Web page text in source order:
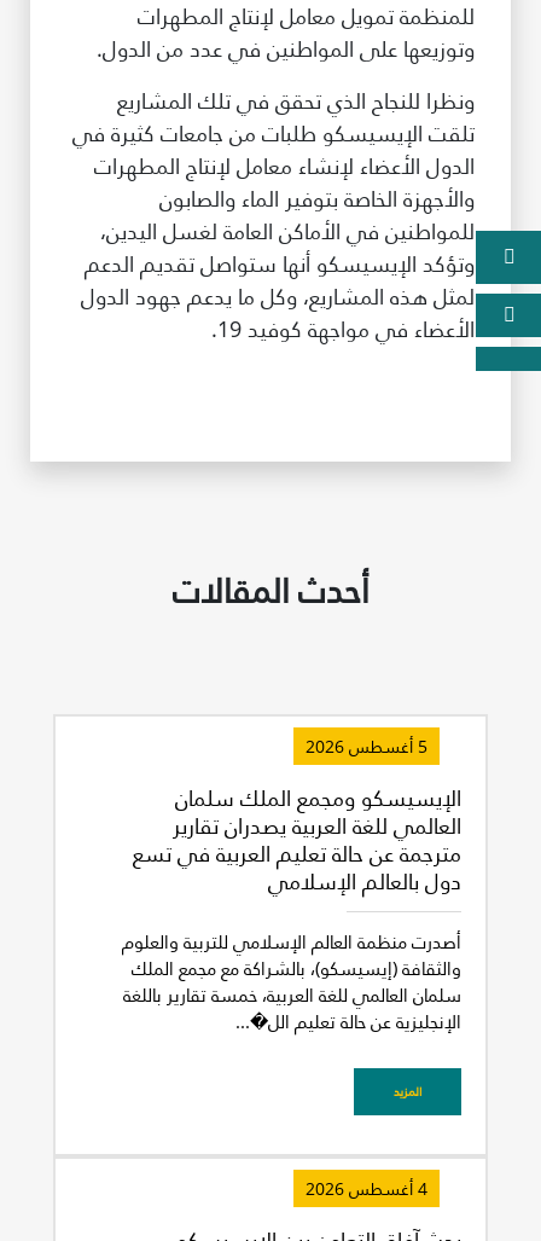
للمنظمة تمويل معامل لإنتاج المطهرات
وتوزيعها على المواطنين في عدد من الدول.
ونظرا للنجاح الذي تحقق في تلك المشاريع
تلقت الإيسيسكو طلبات من جامعات كثيرة في
الدول الأعضاء لإنشاء معامل لإنتاج المطهرات
والأجهزة الخاصة بتوفير الماء والصابون
للمواطنين في الأماكن العامة لغسل اليدين،
وتؤكد الإيسيسكو أنها ستواصل تقديم الدعم
لمثل هذه المشاريع، وكل ما يدعم جهود الدول
الأعضاء في مواجهة كوفيد 19.
أحدث المقالات
5 أغسطس 2026
الإيسيسكو ومجمع الملك سلمان
العالمي للغة العربية يصدران تقارير
مترجمة عن حالة تعليم العربية في تسع
دول بالعالم الإسلامي
أصدرت منظمة العالم الإسلامي للتربية والعلوم
والثقافة (إيسيسكو)، بالشراكة مع مجمع الملك
سلمان العالمي للغة العربية، خمسة تقارير باللغة
الإنجليزية عن حالة تعليم الل�...
المزيد
4 أغسطس 2026